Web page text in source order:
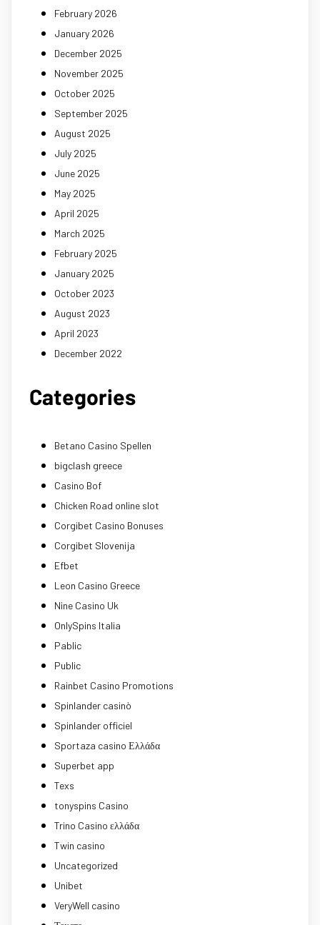
February 2026
January 2026
December 2025
November 2025
October 2025
September 2025
August 2025
July 2025
June 2025
May 2025
April 2025
March 2025
February 2025
January 2025
October 2023
August 2023
April 2023
December 2022
Categories
Betano Casino Spellen
bigclash greece
Casino Bof
Chicken Road online slot
Corgibet Casino Bonuses
Corgibet Slovenija
Efbet
Leon Casino Greece
Nine Casino Uk
OnlySpins Italia
Pablic
Public
Rainbet Casino Promotions
Spinlander casinò
Spinlander officiel
Sportaza casino Ελλάδα
Superbet app
Texs
tonyspins Casino
Trino Casino ελλάδα
Twin casino
Uncategorized
Unibet
VeryWell casino